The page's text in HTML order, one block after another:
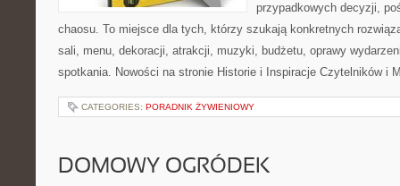
przypadkowych decyzji,
chaosu. To miejsce dla tych, którzy szukają konkretnych
sali, menu, dekoracji, atrakcji, muzyki, budżetu, oprawy
spotkania. Nowości na stronie Historie i Inspiracje Czytelników i
CATEGORIES: PORADNIK ŻYWIENIOWY
DOMOWY OGRÓDEK